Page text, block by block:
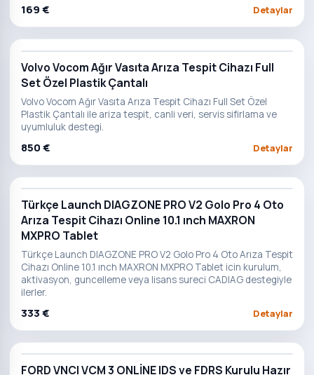
169 € Detaylar
Volvo Vocom Ağır Vasıta Arıza Tespit Cihazı Full
Set Özel Plastik Çantalı
Volvo Vocom Ağır Vasıta Arıza Tespit Cihazı Full Set Özel
Plastik Çantalı ile ariza tespit, canli veri, servis sifirlama ve
uyumluluk destegi.
850 € Detaylar
Türkçe Launch DIAGZONE PRO V2 Golo Pro 4 Oto
Arıza Tespit Cihazı Online 10.1 ınch MAXRON
MXPRO Tablet
Türkçe Launch DIAGZONE PRO V2 Golo Pro 4 Oto Arıza Tespit
Cihazı Online 10.1 ınch MAXRON MXPRO Tablet icin kurulum,
aktivasyon, guncelleme veya lisans sureci CADIAG destegiyle
ilerler.
333 € Detaylar
FORD VNCI VCM 3 ONLİNE IDS ve FDRS Kurulu Hazır